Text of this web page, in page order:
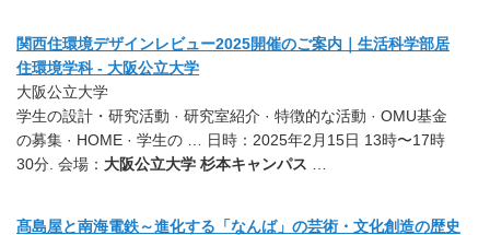
関西住環境デザインレビュー2025開催のご案内｜生活科学部居
住環境学科 - 大阪公立大学
大阪公立大学
学生の設計・研究活動 · 研究室紹介 · 特徴的な活動 · OMU基金
の募集 · HOME · 学生の … 日時：2025年2月15日 13時〜17時
30分. 会場： 大阪公立大学 杉本キャンパス
髙島屋と南海電鉄～進化する「なんば」の芸術・文化創造の歴史